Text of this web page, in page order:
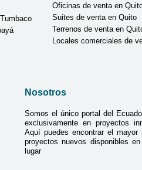
Oficinas de venta en
Suites de venta en Quito
Terrenos de venta en
Locales comerciales de
Nosotros
Somos el único portal del
exclusivamente en proyectos
Aquí puedes encontrar el mayor
proyectos nuevos disponibles
lugar